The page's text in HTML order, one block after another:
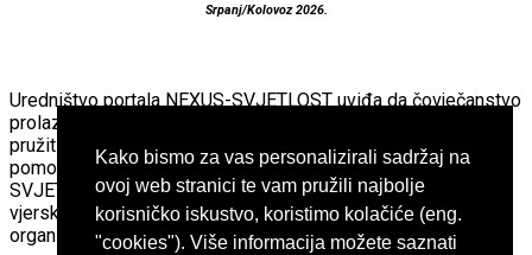
Kako bismo za vas personalizirali sadržaj na
ovoj web stranici te vam pružili najbolje
korisničko iskustvo, koristimo kolačiće (eng.
"cookies"). Više informacija možete saznati
Srpanj/Kolovoz 2026.
Uredništvo portala NEXUS-SVJETLOST uviđa da čovječanstvo
prolazi kroz veliku preobrazbu. Imajući to na umu, nastojimo
pružiti “teško dostupne“ informacije kako bi time ljudima
pomogli da lakše podnesu ove promjene. Portal NEXUS-
SVJETLOST nije povezan s bilo kakvom
vjerskom,filozofskom ili političkom ideologijom ili
organizacijom.